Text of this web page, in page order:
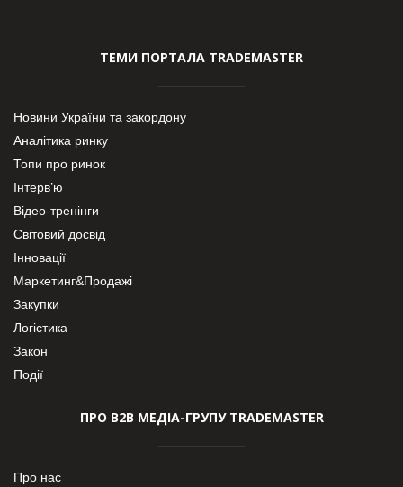
ТЕМИ ПОРТАЛА TRADEMASTER
Новини України та закордону
Аналітика ринку
Топи про ринок
Інтерв’ю
Відео-тренінги
Світовий досвід
Інновації
Маркетинг&Продажі
Закупки
Логістика
Закон
Події
ПРО В2В МЕДІА-ГРУПУ TRADEMASTER
Про нас